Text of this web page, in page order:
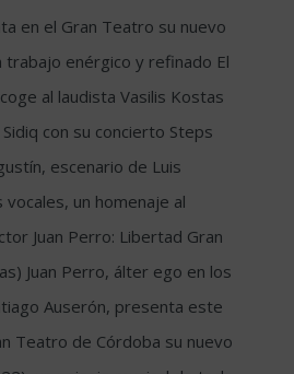
en el Gran Teatro su nuevo
trabajo enérgico y refinado El
al laudista Vasilis Kostas
con su concierto Steps
escenario de Luis
vocales, un homenaje al
Juan Perro: Libertad Gran
Juan Perro, álter ego en los
Auserón, presenta este
Teatro de Córdoba su nuevo